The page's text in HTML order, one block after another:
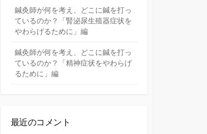
鍼灸師が何を考え、どこに鍼を打っ
ているのか？「腎泌尿生殖器症状を
やわらげるために」編
鍼灸師が何を考え、どこに鍼を打っ
ているのか？「精神症状をやわらげ
るために」編
最近のコメント